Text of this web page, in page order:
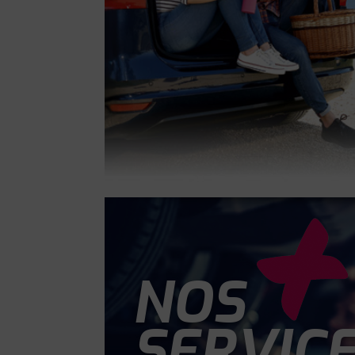
NOS